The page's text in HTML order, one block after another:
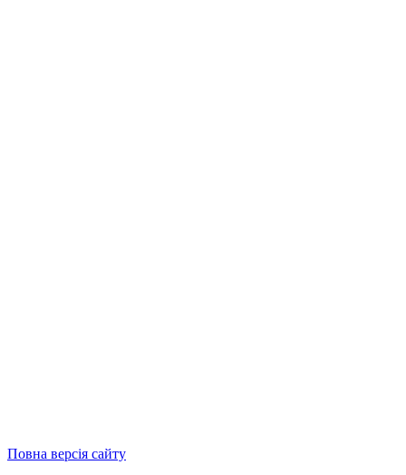
Повна версія сайту